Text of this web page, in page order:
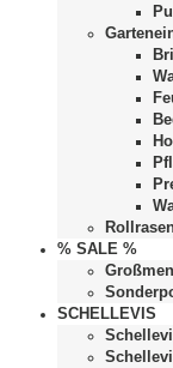
% SALE %
SCHELLEVIS